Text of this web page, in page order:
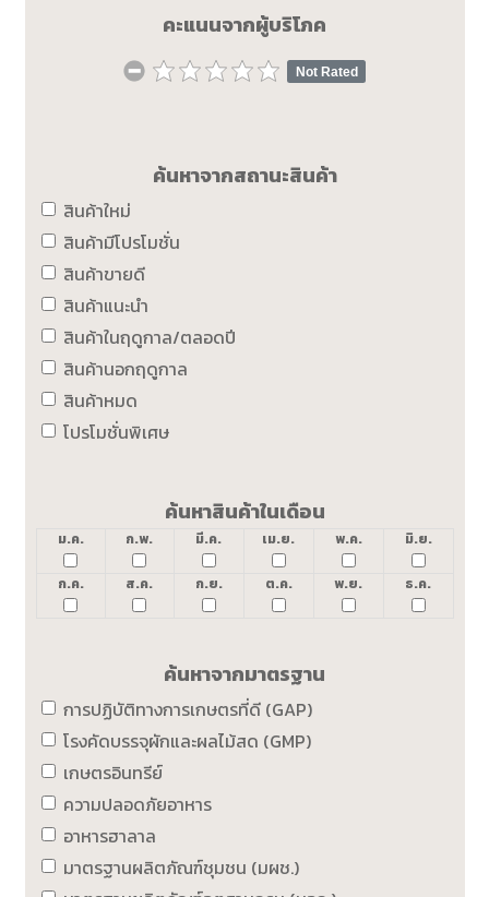
คะแนนจากผู้บริโภค
Not Rated
ค้นหาจากสถานะสินค้า
สินค้าใหม่
สินค้ามีโปรโมชั่น
สินค้าขายดี
สินค้าแนะนำ
สินค้าในฤดูกาล/ตลอดปี
สินค้านอกฤดูกาล
สินค้าหมด
โปรโมชั่นพิเศษ
ค้นหาสินค้าในเดือน
ม.ค. ก.พ. มี.ค. เม.ย. พ.ค. มิ.ย.
ก.ค. ส.ค. ก.ย. ต.ค. พ.ย. ธ.ค.
ค้นหาจากมาตรฐาน
การปฏิบัติทางการเกษตรที่ดี (GAP)
โรงคัดบรรจุผักและผลไม้สด (GMP)
เกษตรอินทรีย์
ความปลอดภัยอาหาร
อาหารฮาลาล
มาตรฐานผลิตภัณฑ์ชุมชน (มผช.)